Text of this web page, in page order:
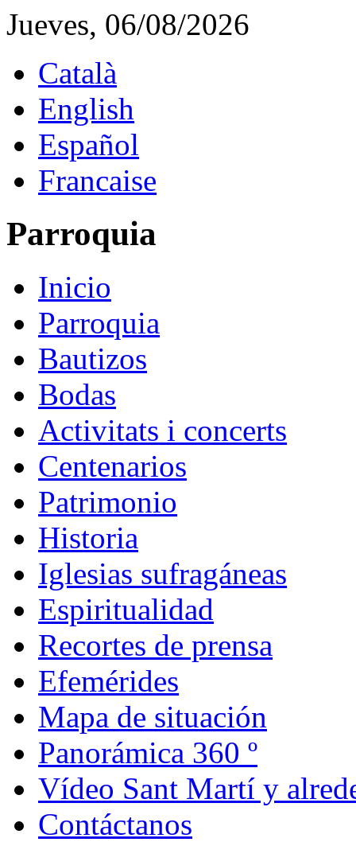
Jueves, 06/08/2026
Català
English
Español
Francaise
Parroquia
Inicio
Parroquia
Bautizos
Bodas
Activitats i concerts
Centenarios
Patrimonio
Historia
Iglesias sufragáneas
Espiritualidad
Recortes de prensa
Efemérides
Mapa de situación
Panorámica 360 º
Vídeo Sant Martí y
Contáctanos